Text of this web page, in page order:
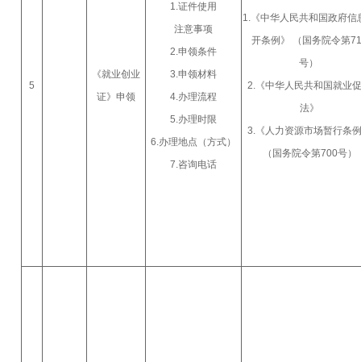
5
《就业创业
证》申领
1.证件使用
注意事项
2.申领条件
3.申领材料
4.办理流程
5.办理时限
6.办理地点（方式）
7.咨询电话
1.《中华人民共和国政府信
开条例》 （国务院令第
号）
2.《中华人民共和国就业
法》
3.《人力资源市场暂行条
（国务院令第700号）